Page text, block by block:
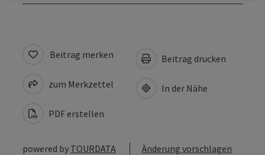
Beitrag merken
zum Merkzettel
PDF erstellen
Beitrag drucken
In der Nähe
powered by TOURDATA Änderung vorschlagen